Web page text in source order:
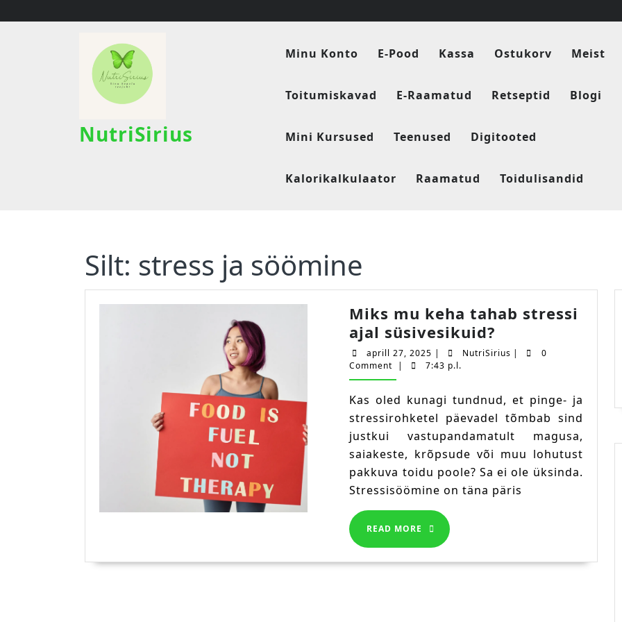
to
NutriSirius
Minu Konto E-Pood Kassa Ostukorv Meist
Toitumiskavad E-Raamatud Retseptid Blogi
Mini Kursused Teenused Digitooted
Kalorikalkulaator Raamatud Toidulisandid
Silt: stress ja söömine
Miks mu keha tahab stressi
ajal süsivesikuid?
mu
stressi
ajal
süsivesikuid?
aprill 27, 2025 aprill
27,
| NutriSirius NutriSirius
|
0
Comment
| 7:43 p.l.
Kas oled kunagi tundnud, et pinge- ja
stressirohketel päevadel tõmbab sind
justkui vastupandamatult magusa,
saiakeste, krõpsude või muu lohutust
pakkuva toidu poole? Sa ei ole üksinda.
Stressisöömine on täna päris
READ MORE
READ
MORE